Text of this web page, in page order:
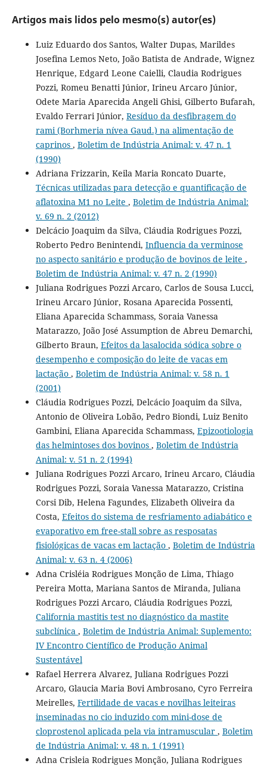
Artigos mais lidos pelo mesmo(s) autor(es)
Luiz Eduardo dos Santos, Walter Dupas, Marildes
Josefina Lemos Neto, João Batista de Andrade, Wignez
Henrique, Edgard Leone Caielli, Claudia Rodrigues
Pozzi, Romeu Benatti Júnior, Irineu Arcaro Júnior,
Odete Maria Aparecida Angeli Ghisi, Gilberto Bufarah,
Evaldo Ferrari Júnior, Resíduo da desfibragem do
rami (Borhmeria nívea Gaud.) na alimentação de
caprinos , Boletim de Indústria Animal: v. 47 n. 1
(1990)
Adriana Frizzarin, Keila Maria Roncato Duarte,
Técnicas utilizadas para detecção e quantificação de
aflatoxina M1 no Leite , Boletim de Indústria Animal:
v. 69 n. 2 (2012)
Delcácio Joaquim da Silva, Cláudia Rodrigues Pozzi,
Roberto Pedro Benintendi, Influencia da verminose
no aspecto sanitário e produção de bovinos de leite ,
Boletim de Indústria Animal: v. 47 n. 2 (1990)
Juliana Rodrigues Pozzi Arcaro, Carlos de Sousa Lucci,
Irineu Arcaro Júnior, Rosana Aparecida Possenti,
Eliana Aparecida Schammass, Soraia Vanessa
Matarazzo, João José Assumption de Abreu Demarchi,
Gilberto Braun, Efeitos da lasalocida sódica sobre o
desempenho e composição do leite de vacas em
lactação , Boletim de Indústria Animal: v. 58 n. 1
(2001)
Cláudia Rodrigues Pozzi, Delcácio Joaquim da Silva,
Antonio de Oliveira Lobão, Pedro Biondi, Luiz Benito
Gambini, Eliana Aparecida Schammass, Epizootiologia
das helmintoses dos bovinos , Boletim de Indústria
Animal: v. 51 n. 2 (1994)
Juliana Rodrigues Pozzi Arcaro, Irineu Arcaro, Cláudia
Rodrigues Pozzi, Soraia Vanessa Matarazzo, Cristina
Corsi Dib, Helena Fagundes, Elizabeth Oliveira da
Costa, Efeitos do sistema de resfriamento adiabático e
evaporativo em free-stall sobre as resposatas
fisiológicas de vacas em lactação , Boletim de Indústria
Animal: v. 63 n. 4 (2006)
Adna Crisléia Rodrigues Monção de Lima, Thiago
Pereira Motta, Mariana Santos de Miranda, Juliana
Rodrigues Pozzi Arcaro, Cláudia Rodrigues Pozzi,
California mastitis test no diagnóstico da mastite
subclínica , Boletim de Indústria Animal: Suplemento:
IV Encontro Científico de Produção Animal
Sustentável
Rafael Herrera Alvarez, Juliana Rodrigues Pozzi
Arcaro, Glaucia Maria Bovi Ambrosano, Cyro Ferreira
Meirelles, Fertilidade de vacas e novilhas leiteiras
inseminadas no cio induzido com mini-dose de
cloprostenol aplicada pela via intramuscular , Boletim
de Indústria Animal: v. 48 n. 1 (1991)
Adna Crisleia Rodrigues Monção, Juliana Rodrigues